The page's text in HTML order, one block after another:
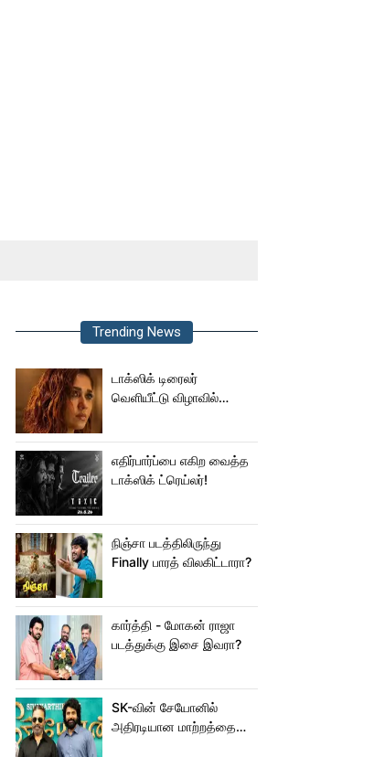
Trending News
டாக்ஸிக் டிரைலர்
வெளியீட்டு விழாவில்
யாரு பாருங்க!..
எதிர்பார்ப்பை எகிற வைத்த
டாக்ஸிக் ட்ரெய்லர்!
நிஞ்சா படத்திலிருந்து
Finally பாரத் விலகிட்டாரா?
கார்த்தி - மோகன் ராஜா
படத்துக்கு இசை இவரா?
SK-வின் சேயோனில்
அதிரடியான மாற்றத்தை